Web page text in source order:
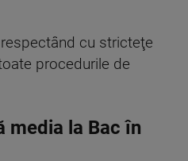
cu stricteţe
procedurile de
media la Bac în